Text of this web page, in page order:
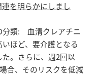
を明らかにしまし
分類: 血清クレアチニ
ほど、要介護となる
。さらに、週2回以
合、そのリスクを低減